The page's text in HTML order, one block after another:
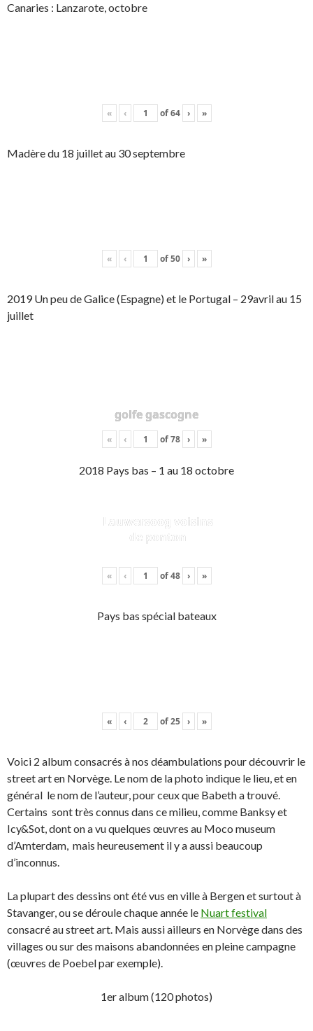
Canaries : Lanzarote, octobre
« ‹ of64 › »
Madère du 18 juillet au 30 septembre
« ‹ of50 › »
2019 Un peu de Galice (Espagne) et le Portugal – 29avril au 15
juillet
golfe gascogne
« ‹ of78 › »
2018 Pays bas – 1 au 18 octobre
Lauwersoog voisins
de ponton
« ‹ of48 › »
Pays bas spécial bateaux
« ‹ of25 › »
Voici 2 album consacrés à nos déambulations pour découvrir le
street art en Norvège. Le nom de la photo indique le lieu, et en
général le nom de l’auteur, pour ceux que Babeth a trouvé.
Certains sont très connus dans ce milieu, comme Banksy et
Icy&Sot, dont on a vu quelques œuvres au Moco museum
d’Amterdam, mais heureusement il y a aussi beaucoup
d’inconnus.
La plupart des dessins ont été vus en ville à Bergen et surtout à
Stavanger, ou se déroule chaque année le Nuart festival
consacré au street art. Mais aussi ailleurs en Norvège dans des
villages ou sur des maisons abandonnées en pleine campagne
(œuvres de Poebel par exemple).
1er album (120 photos)